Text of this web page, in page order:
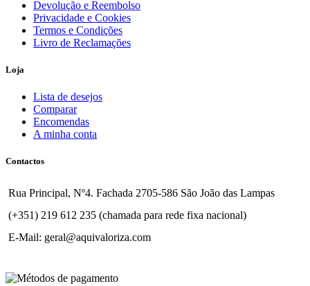
Devolução e Reembolso
Privacidade e Cookies
Termos e Condições
Livro de Reclamações
Loja
Lista de desejos
Comparar
Encomendas
A minha conta
Contactos
Rua Principal, Nº4. Fachada 2705-586 São João das Lampas
(+351) 219 612 235 (chamada para rede fixa nacional)
E-Mail: geral@aquivaloriza.com